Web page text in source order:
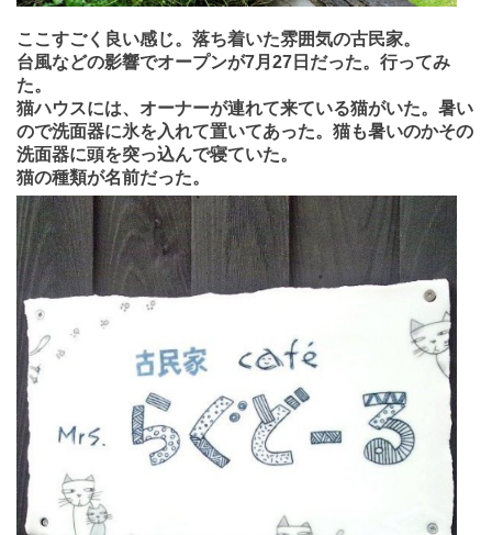
ここすごく良い感じ。 落ち着いた雰囲気の古民家。
台風などの影響でオープンが7月27日だった。行ってみ
た。
猫ハウスには、オーナーが連れて来ている猫がいた。暑い
ので洗面器に氷を入れて置いてあった。猫も暑いのかその
洗面器に頭を突っ込んで寝ていた。
猫の種類が名前だった。